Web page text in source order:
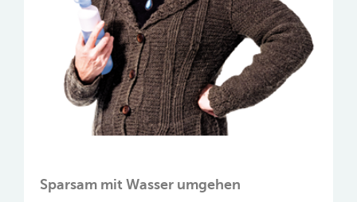
Sparsam mit Wasser umgehen